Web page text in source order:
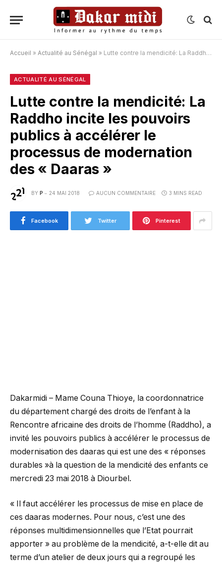
Accueil » Actualité au Sénégal » Lutte contre la mendicité: La Raddho incite les pouvoirs publics à accélérer le processus de modernation des « Daaras »
ACTUALITÉ AU SÉNÉGAL
Lutte contre la mendicité: La
Raddho incite les pouvoirs
publics à accélérer le
processus de modernation
des « Daaras »
BY P 24 MAI 2018 AUCUN COMMENTAIRE 3 MINS READ
Facebook Twitter Pinterest
Dakarmidi – Mame Couna Thioye, la coordonnatrice
du département chargé des droits de l’enfant à la
Rencontre africaine des droits de l’homme (Raddho), a
invité les pouvoirs publics à accélérer le processus de
modernisation des daaras qui est une des « réponses
durables »à la question de la mendicité des enfants ce
mercredi 23 mai 2018 à Diourbel.
« Il faut accélérer les processus de mise en place de
ces daaras modernes. Pour nous, c’est une des
réponses multidimensionnelles que l’Etat pourrait
apporter » au problème de la mendicité, a-t-elle dit au
terme d’un atelier de deux jours qui a regroupé les